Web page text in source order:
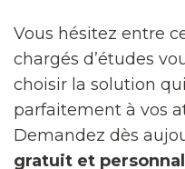
Vous hésitez entre
chargés d’études
choisir la solution
parfaitement à vos
Demandez dès
gratuit et